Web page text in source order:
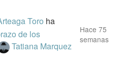
Toro ha
de los
Tatiana Marquez
Hace 75
semanas